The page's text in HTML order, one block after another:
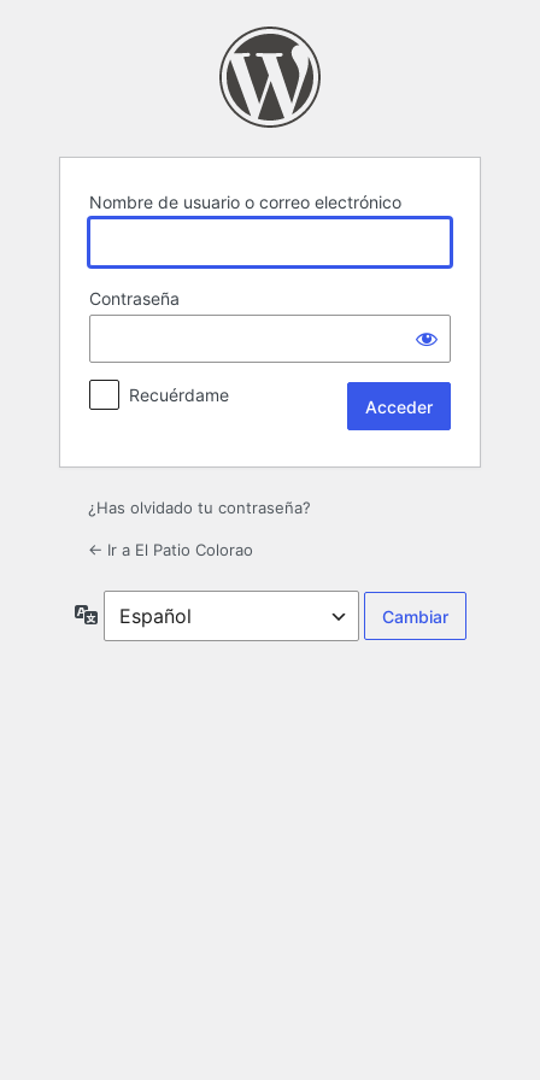
Nombre de usuario o correo electrónico
Contraseña
Recuérdame
¿Has olvidado tu contraseña?
← Ir a El Patio Colorao
Idioma